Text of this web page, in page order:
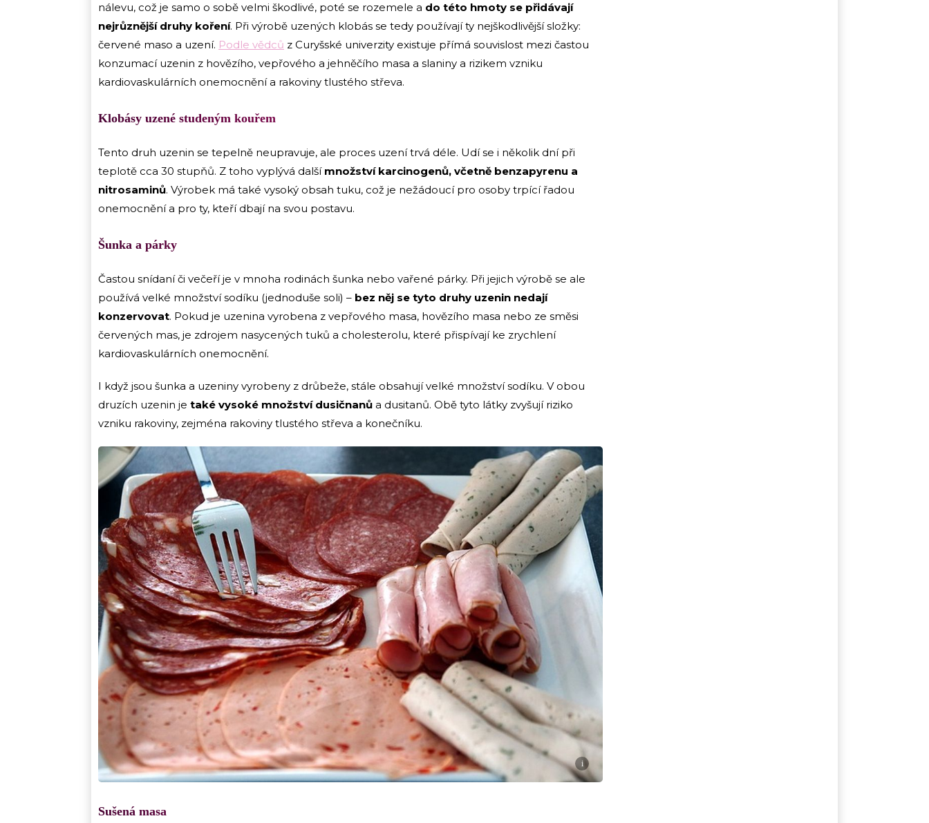
nálevu, což je samo o sobě velmi škodlivé, poté se rozemele a do této hmoty se přidávají
nejrůznější druhy koření. Při výrobě uzených klobás se tedy používají ty nejškodlivější složky:
červené maso a uzení. Podle vědců z Curyšské univerzity existuje přímá souvislost mezi častou
konzumací uzenin z hovězího, vepřového a jehněčího masa a slaniny a rizikem vzniku
kardiovaskulárních onemocnění a rakoviny tlustého střeva.
Klobásy uzené studeným kouřem
Tento druh uzenin se tepelně neupravuje, ale proces uzení trvá déle. Udí se i několik dní při
teplotě cca 30 stupňů. Z toho vyplývá další množství karcinogenů, včetně benzapyrenu a
nitrosaminů. Výrobek má také vysoký obsah tuku, což je nežádoucí pro osoby trpící řadou
onemocnění a pro ty, kteří dbají na svou postavu.
Šunka a párky
Častou snídaní či večeří je v mnoha rodinách šunka nebo vařené párky. Při jejich výrobě se ale
používá velké množství sodíku (jednoduše soli) – bez něj se tyto druhy uzenin nedají
konzervovat. Pokud je uzenina vyrobena z vepřového masa, hovězího masa nebo ze směsi
červených mas, je zdrojem nasycených tuků a cholesterolu, které přispívají ke zrychlení
kardiovaskulárních onemocnění.
I když jsou šunka a uzeniny vyrobeny z drůbeže, stále obsahují velké množství sodíku. V obou
druzích uzenin je také vysoké množství dusičnanů a dusitanů. Obě tyto látky zvyšují riziko
vzniku rakoviny, zejména rakoviny tlustého střeva a konečníku.
i
Sušená masa